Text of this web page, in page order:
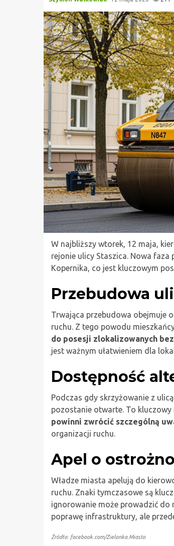
W najbliższy wtorek, 12 maja,
rejonie ulicy Staszica. Nowa
Kopernika, co jest kluczowym
Przebudowa
Trwająca przebudowa obejmuje
ruchu. Z tego powodu
do posesji zlokalizowanych
jest ważnym ułatwieniem dla
Dostępność
Podczas gdy skrzyżowanie z
pozostanie otwarte. To
powinni zwrócić szczególną
organizacji ruchu.
Apel o
Władze miasta apelują do
ruchu. Znaki tymczasowe są
ignorowanie może prowadzić do
poprawę infrastruktury, ale
Źródło: facebook.com/Zielonka.Miasto